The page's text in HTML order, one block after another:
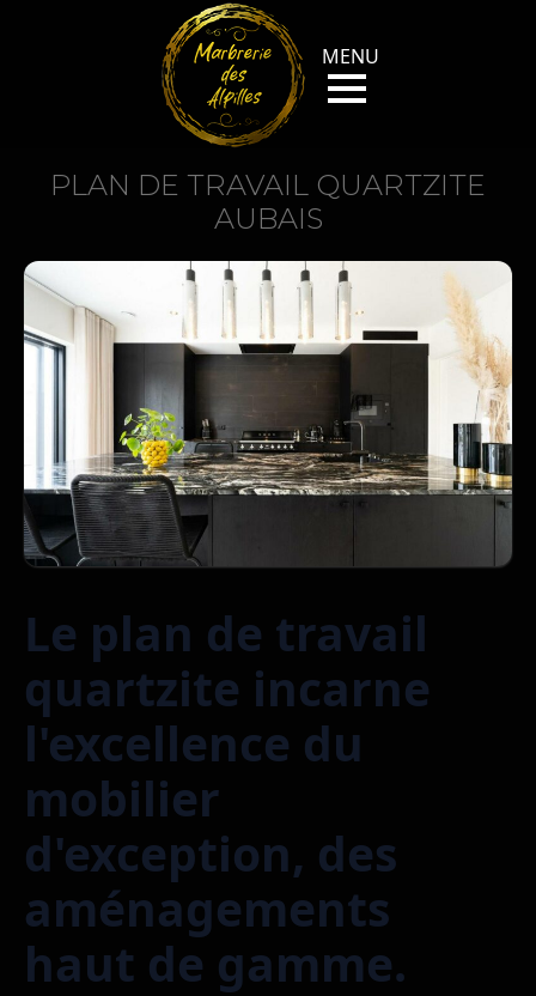
PLAN DE TRAVAIL QUARTZITE
AUBAIS
Le plan de travail
quartzite incarne
l'excellence du
mobilier
d'exception, des
aménagements
haut de gamme.